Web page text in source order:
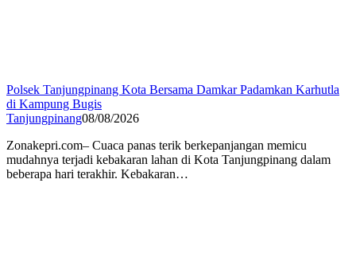
Polsek Tanjungpinang Kota Bersama Damkar Padamkan Karhutla
di Kampung Bugis
Tanjungpinang08/08/2026
Zonakepri.com– Cuaca panas terik berkepanjangan memicu
mudahnya terjadi kebakaran lahan di Kota Tanjungpinang dalam
beberapa hari terakhir. Kebakaran…